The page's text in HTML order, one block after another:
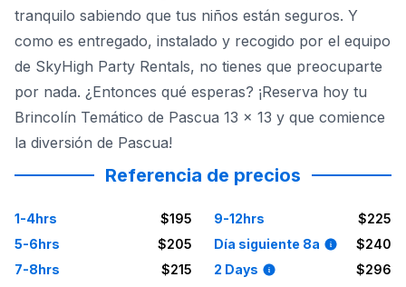
tranquilo sabiendo que tus niños están seguros. Y
como es entregado, instalado y recogido por el equipo
de SkyHigh Party Rentals, no tienes que preocuparte
por nada. ¿Entonces qué esperas? ¡Reserva hoy tu
Brincolín Temático de Pascua 13 x 13 y que comience
la diversión de Pascua!
Referencia de precios
1-4hrs
$195
5-6hrs
$205
7-8hrs
$215
9-12hrs
$225
Día siguiente 8a
$240
2 Days
$296